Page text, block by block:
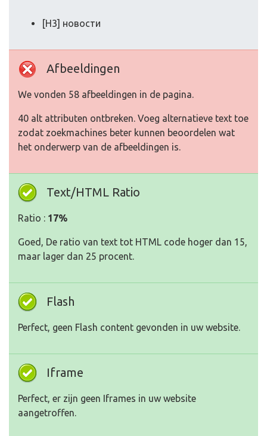
[H3] новости
Afbeeldingen
We vonden 58 afbeeldingen in de pagina.
40 alt attributen ontbreken. Voeg alternatieve text toe
zodat zoekmachines beter kunnen beoordelen wat
het onderwerp van de afbeeldingen is.
Text/HTML Ratio
Ratio : 17%
Goed, De ratio van text tot HTML code hoger dan 15,
maar lager dan 25 procent.
Flash
Perfect, geen Flash content gevonden in uw website.
Iframe
Perfect, er zijn geen Iframes in uw website
aangetroffen.